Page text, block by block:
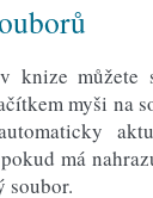
knize můžete
myši na
má
soubor.